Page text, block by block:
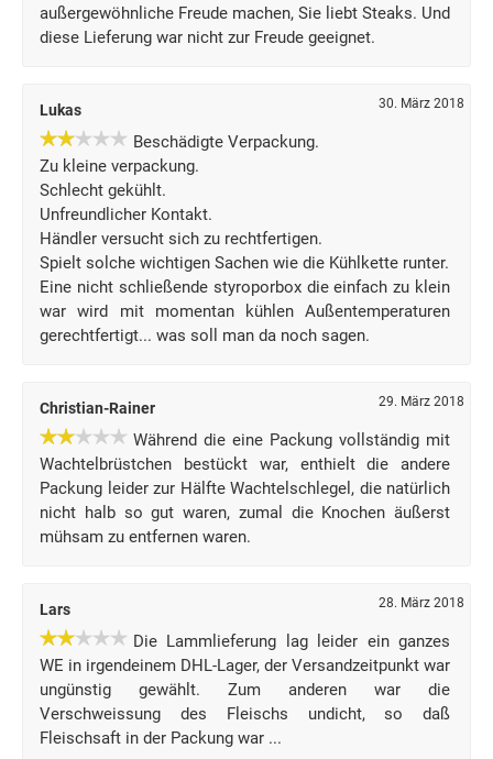
außergewöhnliche Freude machen, Sie liebt Steaks. Und
diese Lieferung war nicht zur Freude geeignet.
Lukas 30. März 2018
Beschädigte Verpackung.
Zu kleine verpackung.
Schlecht gekühlt.
Unfreundlicher Kontakt.
Händler versucht sich zu rechtfertigen.
Spielt solche wichtigen Sachen wie die Kühlkette runter.
Eine nicht schließende styroporbox die einfach zu klein
war wird mit momentan kühlen Außentemperaturen
gerechtfertigt... was soll man da noch sagen.
Christian-Rainer 29. März 2018
Während die eine Packung vollständig mit
Wachtelbrüstchen bestückt war, enthielt die andere
Packung leider zur Hälfte Wachtelschlegel, die natürlich
nicht halb so gut waren, zumal die Knochen äußerst
mühsam zu entfernen waren.
Lars 28. März 2018
Die Lammlieferung lag leider ein ganzes
WE in irgendeinem DHL-Lager, der Versandzeitpunkt war
ungünstig gewählt. Zum anderen war die
Verschweissung des Fleischs undicht, so daß
Fleischsaft in der Packung war ...